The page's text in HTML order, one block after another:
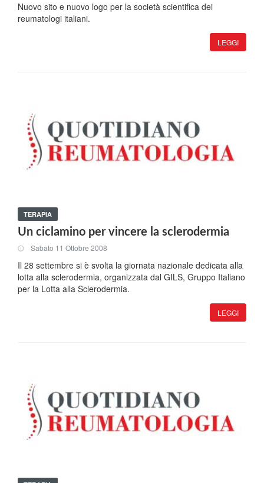
Nuovo sito e nuovo logo per la società scientifica dei
reumatologi italiani.
LEGGI
TERAPIA
Un ciclamino per vincere la sclerodermia
Sabato 11 Ottobre 2008
Il 28 settembre si è svolta la giornata nazionale dedicata alla
lotta alla sclerodermia, organizzata dal GILS, Gruppo Italiano
per la Lotta alla Sclerodermia.
LEGGI